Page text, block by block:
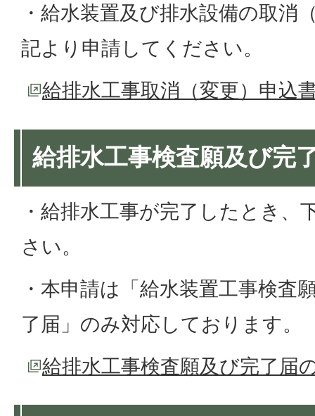
・給水装置及び排水設備の取消
記より申請してください。
給排水工事取消（変更）申込
給排水工事検査願及び完
・給排水工事が完了したとき、
さい。
・本申請は「給水装置工事検査
了届」のみ対応しております。
給排水工事検査願及び完了届